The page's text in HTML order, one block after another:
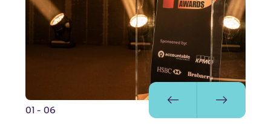
01 - 06